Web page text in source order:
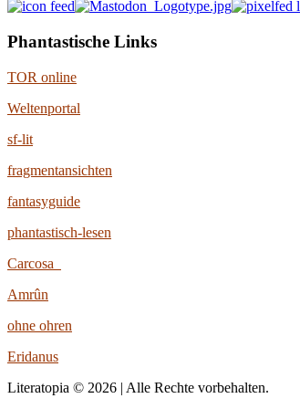
Phantastische Links
TOR online
Weltenportal
sf-lit
fragmentansichten
fantasyguide
phantastisch-lesen
Carcosa
Amrûn
ohne ohren
Eridanus
Literatopia © 2026 | Alle Rechte vorbehalten.